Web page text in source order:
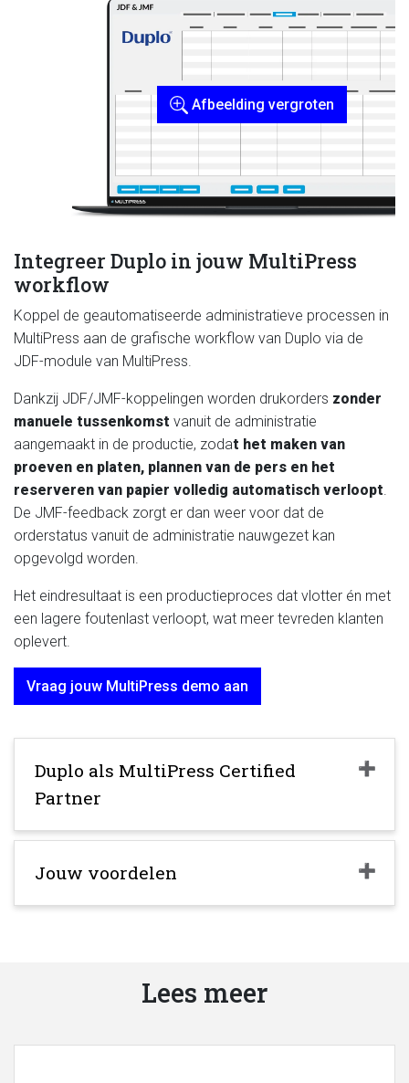
Integreer Duplo in jouw MultiPress
workflow
Koppel de geautomatiseerde administratieve processen in
MultiPress aan de grafische workflow van Duplo via de
JDF-module van MultiPress.
Dankzij JDF/JMF-koppelingen worden drukorders zonder
manuele tussenkomst vanuit de administratie
aangemaakt in de productie, zodat het maken van
proeven en platen, plannen van de pers en het
reserveren van papier volledig automatisch verloopt.
De JMF-feedback zorgt er dan weer voor dat de
orderstatus vanuit de administratie nauwgezet kan
opgevolgd worden.
Het eindresultaat is een productieproces dat vlotter én met
een lagere foutenlast verloopt, wat meer tevreden klanten
oplevert.
Vraag jouw MultiPress demo aan
Duplo als MultiPress Certified
Partner
Jouw voordelen
Afbeelding vergroten
Lees meer